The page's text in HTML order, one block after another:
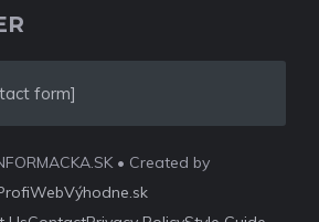
form]
• Created by